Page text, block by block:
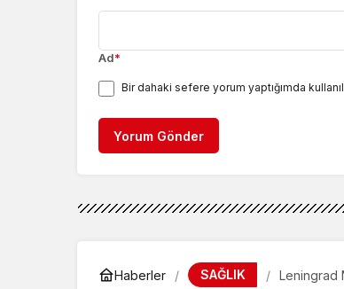
Ad*
Bir dahaki sefere yorum yaptığımda
Yorum Gönder
Haberler SAĞLIK Leningrad